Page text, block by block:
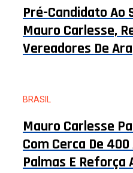
Pré-Candidato Ao
Mauro Carlesse,
Vereadores De
BRASIL
Mauro Carlesse
Com Cerca De
Palmas E Reforça